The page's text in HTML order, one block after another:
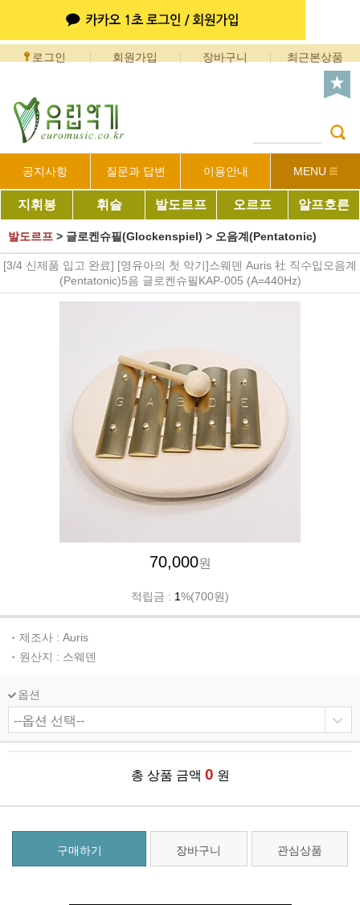
로그인 회원가입 장바구니 최근본상품
공지사항 질문과 답변 이용안내 MENU
지휘봉 휘슬 발도르프 오르프 알프호른
발도르프 > 글로켄슈필(Glockenspiel) > 오음계(Pentatonic)
[3/4 신제품 입고 완료] [영유아의 첫 악기]스웨덴 Auris 社 직수입오음계
(Pentatonic)5음 글로켄슈필KAP-005 (A=440Hz)
70,000원
적립금 : 1%(700원)
제조사 : Auris
원산지 : 스웨덴
옵션
총 상품 금액 0 원
구매하기 장바구니 관심상품